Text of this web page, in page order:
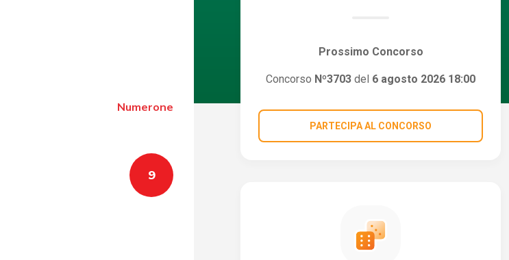
Numerone
9
Prossimo Concorso
Concorso Nº3703 del 6 agosto 2026 18:00
PARTECIPA AL CONCORSO